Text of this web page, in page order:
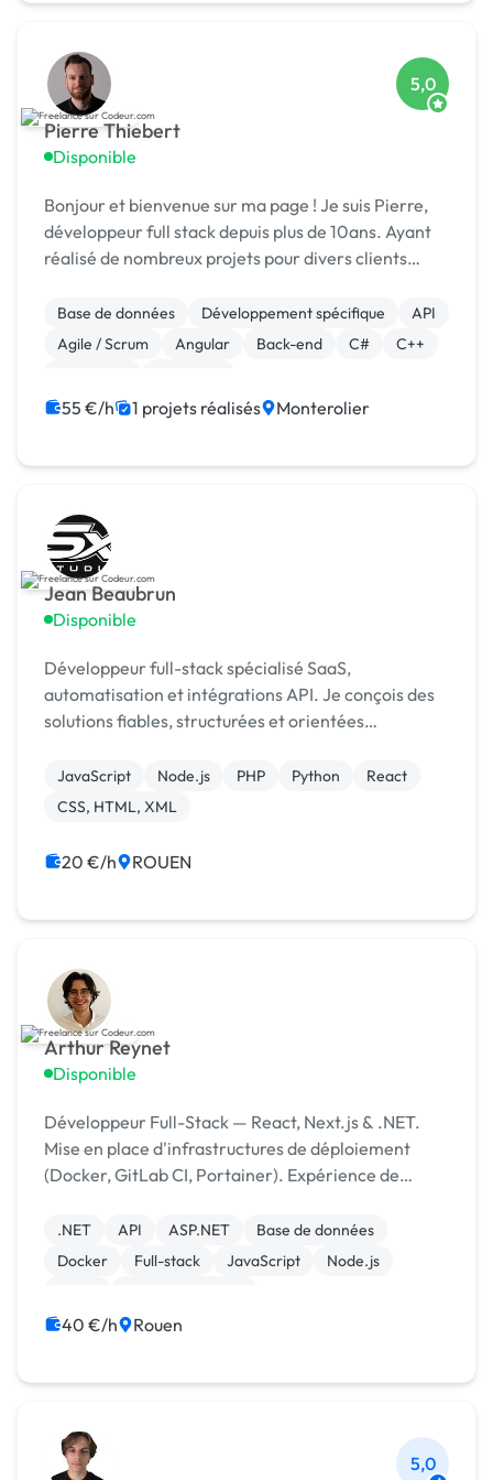
Pierre Thiebert
Disponible
5,0
Bonjour et bienvenue sur ma page ! Je suis Pierre,
développeur full stack depuis plus de 10ans. Ayant
réalisé de nombreux projets pour divers clients
LegalTech...), en équipe ou en solo, je saurai...
Base de données Développement spécifique
API
Agile / Scrum
Angular Back-end C#
C++
55 €/h 1 projets réalisés Monterolier
Jean Beaubrun
Disponible
Développeur full-stack spécialisé SaaS,
automatisation et intégrations API. Je conçois des
solutions fiables, structurées et orientées
JavaScript Node.js PHP Python
React
CSS, HTML, XML
20 €/h ROUEN
Arthur Reynet
Disponible
Développeur Full-Stack — React, Next.js & .NET.
Mise en place d'infrastructures de déploiement
(Docker, GitLab CI, Portainer). Expérience de
.NET API ASP.NET
Base de données
Docker
Full-stack JavaScript
Node.js
40 €/h Rouen
5,0